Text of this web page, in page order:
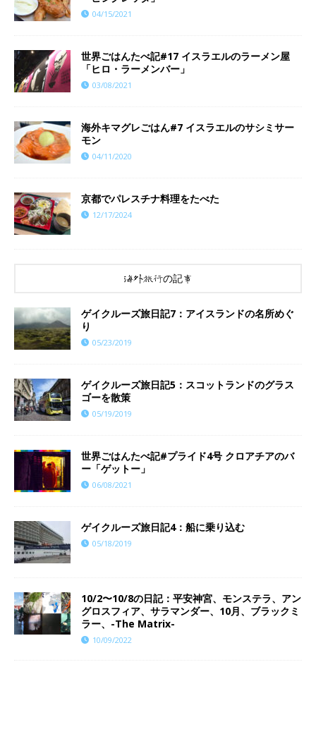
04/15/2021
世界ごはんたべ記#17 イスラエルのラーメン屋
「ヒロ・ラーメンバー」
03/08/2021
海外キマグレごはん#7 イスラエルのサシミサー
モン
04/11/2020
京都でパレスチナ料理をたべた
12/17/2024
海外旅行の記事
ゲイクルーズ旅日記7：アイスランドの名所めぐ
り
05/23/2019
ゲイクルーズ旅日記5：スコットランドのグラス
ゴーを散策
05/19/2019
世界ごはんたべ記#プライド4号 クロアチアのバ
ー「ゲットー」
06/08/2021
ゲイクルーズ旅日記4：船に乗り込む
05/18/2019
10/2〜10/8の日記：平安神宮、モンステラ、アン
グロスフィア、サラマンダー、10月、ブラックミ
ラー、-The Matrix-
10/09/2022